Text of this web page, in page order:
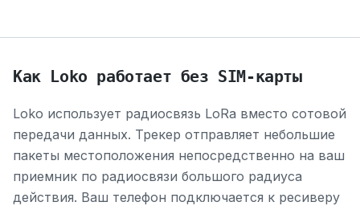
Как Loko работает без SIM-карты
Loko использует радиосвязь LoRa вместо сотовой
передачи данных. Трекер отправляет небольшие
пакеты местоположения непосредственно на ваш
приемник по радиосвязи большого радиуса
действия. Ваш телефон подключается к ресиверу